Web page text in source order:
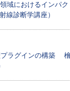
領域におけるイン
線診断学講座）
プラグインの構